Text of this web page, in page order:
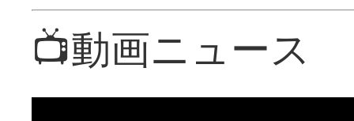
📺動画ニュース